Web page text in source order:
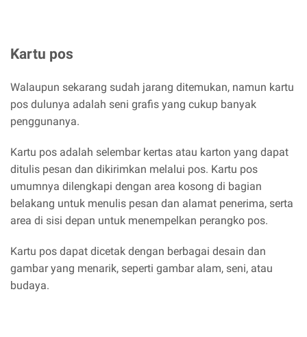
Kartu pos
Walaupun sekarang sudah jarang ditemukan, namun kartu
pos dulunya adalah seni grafis yang cukup banyak
penggunanya.
Kartu pos adalah selembar kertas atau karton yang dapat
ditulis pesan dan dikirimkan melalui pos. Kartu pos
umumnya dilengkapi dengan area kosong di bagian
belakang untuk menulis pesan dan alamat penerima, serta
area di sisi depan untuk menempelkan perangko pos.
Kartu pos dapat dicetak dengan berbagai desain dan
gambar yang menarik, seperti gambar alam, seni, atau
budaya.